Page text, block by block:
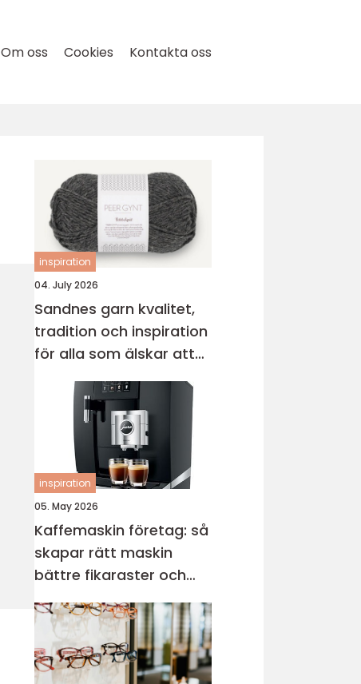
Om oss Cookies Kontakta oss
inspiration
04. July 2026
Sandnes garn kvalitet,
tradition och inspiration
för alla som älskar att
sticka
inspiration
05. May 2026
Kaffemaskin företag: så
skapar rätt maskin
bättre fikaraster och
nöjdare medarbetare